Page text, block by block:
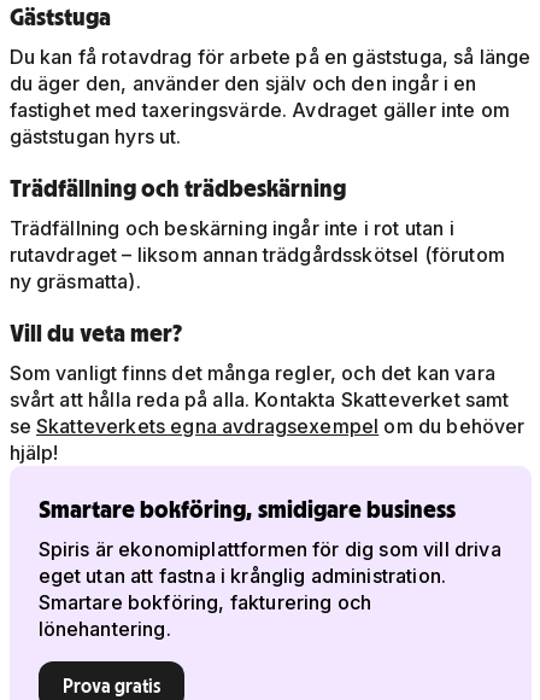
Gäststuga
Du kan få rotavdrag för arbete på en gäststuga, så länge
du äger den, använder den själv och den ingår i en
fastighet med taxeringsvärde. Avdraget gäller inte om
gäststugan hyrs ut.
Trädfällning och trädbeskärning
Trädfällning och beskärning ingår inte i rot utan i
rutavdraget – liksom annan trädgårdsskötsel (förutom
ny gräsmatta).
Vill du veta mer?
Som vanligt finns det många regler, och det kan vara
svårt att hålla reda på alla. Kontakta Skatteverket samt
se Skatteverkets egna avdragsexempel om du behöver
hjälp!
Smartare bokföring, smidigare business
Spiris är ekonomiplattformen för dig som vill driva
eget utan att fastna i krånglig administration.
Smartare bokföring, fakturering och
lönehantering.
Prova gratis